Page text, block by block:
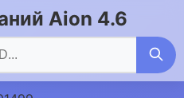
Aion 4.6